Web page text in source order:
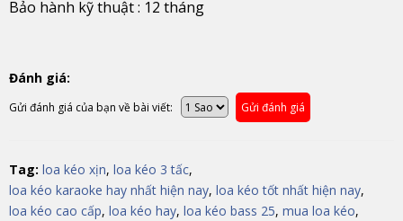
Bảo hành kỹ thuật : 12 tháng
Đánh giá:
Gửi đánh giá của bạn về bài viết: Gửi đánh giá
Tag: loa kéo xịn, loa kéo 3 tấc,
loa kéo karaoke hay nhất hiện nay, loa kéo tốt nhất hiện nay,
loa kéo cao cấp, loa kéo hay, loa kéo bass 25, mua loa kéo,